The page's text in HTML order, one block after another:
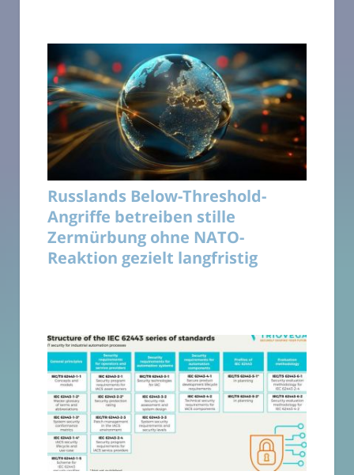
Russlands Below-Threshold-
Angriffe betreiben stille
Zermürbung ohne NATO-
Reaktion gezielt langfristig